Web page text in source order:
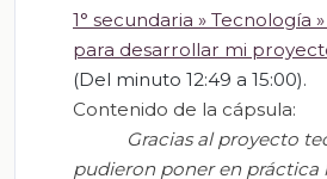
1° secundaria » Tecnología
para desarrollar mi
(Del minuto 12:49 a 15:00).
Contenido de la cápsula:
Gracias al proyecto
pudieron poner en